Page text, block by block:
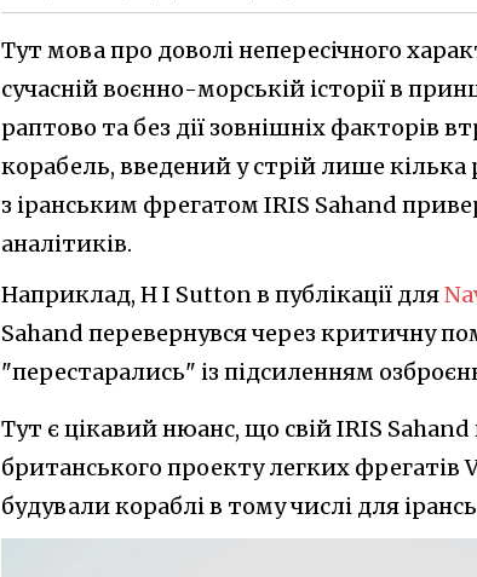
Тут мова про доволі непересічного
сучасній воєнно-морській історії в
раптово та без дії зовнішніх факторів
корабель, введений у стрій лише кілька
з іранським фрегатом IRIS Sahand
аналітиків.
Наприклад, H I Sutton в публікації для
Sahand перевернувся через критичну
"перестарались" із підсиленням
Тут є цікавий нюанс, що свій IRIS
британського проекту легких фрегатів
будували кораблі в тому числі для